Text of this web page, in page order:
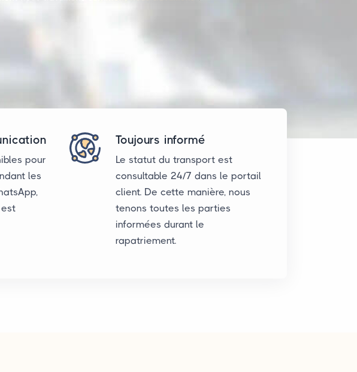
pour
les
Toujours informé
Le statut du transport est
consultable 24/7 dans le portail
client. De cette manière, nous
tenons toutes les parties
informées durant le
rapatriement.